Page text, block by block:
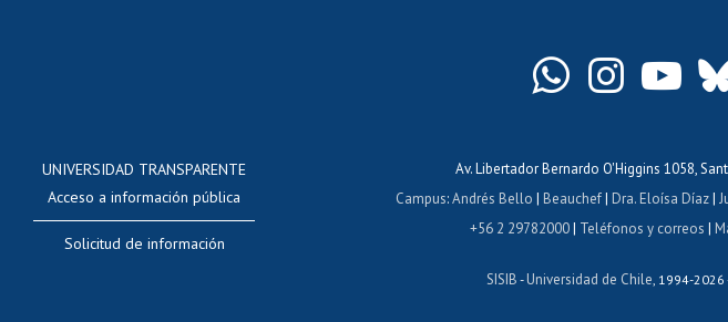
UNIVERSIDAD TRANSPARENTE
Acceso a información pública
Solicitud de información
Av. Libertador Bernardo O'Higgins 1058,
Campus:Andrés Bello | Beauchef| Dra. Eloísa Díaz|
+56 2 29782000| Teléfonos y correos |
SISIB -Universidad de Chile , 1994-2026